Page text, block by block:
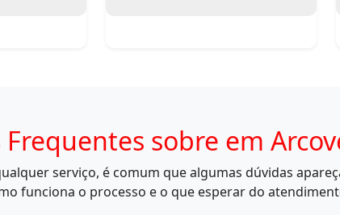
sobre em
serviço, é comum que algumas dúvidas
funciona o processo e o que esperar do